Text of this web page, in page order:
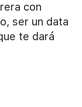
con
ser un data
te dará